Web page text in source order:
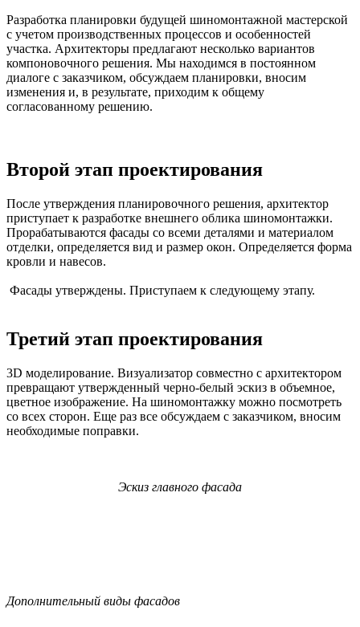
Разработка планировки будущей шиномонтажной мастерской
с учетом производственных процессов и особенностей
участка. Архитекторы предлагают несколько вариантов
компоновочного решения. Мы находимся в постоянном
диалоге с заказчиком, обсуждаем планировки, вносим
изменения и, в результате, приходим к общему
согласованному решению.
Второй этап проектирования
После утверждения планировочного решения, архитектор
приступает к разработке внешнего облика шиномонтажки.
Прорабатываются фасады со всеми деталями и материалом
отделки, определяется вид и размер окон. Определяется форма
кровли и навесов.
Фасады утверждены. Приступаем к следующему этапу.
Третий этап проектирования
3D моделирование. Визуализатор совместно с архитектором
превращают утвержденный черно-белый эскиз в объемное,
цветное изображение. На шиномонтажку можно посмотреть
со всех сторон. Еще раз все обсуждаем с заказчиком, вносим
необходимые поправки.
Эскиз главного фасада
Дополнительный виды фасадов